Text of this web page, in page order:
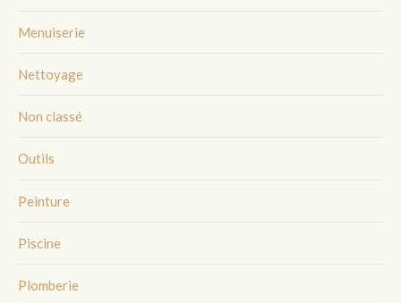
Menuiserie
Nettoyage
Non classé
Outils
Peinture
Piscine
Plomberie